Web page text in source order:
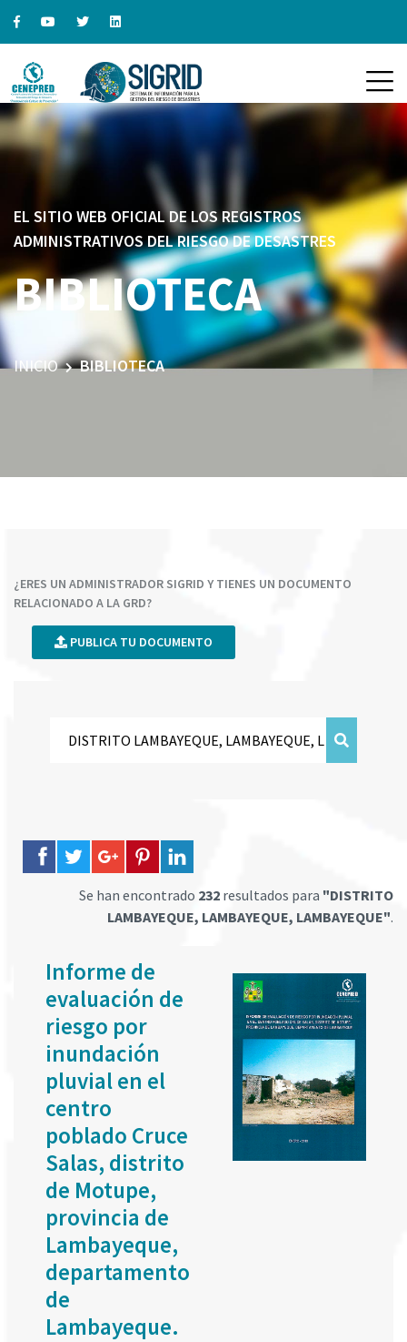
EL SITIO WEB OFICIAL DE LOS REGISTROS
ADMINISTRATIVOS DEL RIESGO DE DESASTRES
BIBLIOTECA
INICIO BIBLIOTECA
¿ERES UN ADMINISTRADOR SIGRID Y TIENES UN DOCUMENTO
RELACIONADO A LA GRD?
PUBLICA TU DOCUMENTO
Se han encontrado 232 resultados para "DISTRITO
LAMBAYEQUE, LAMBAYEQUE, LAMBAYEQUE".
Informe de
evaluación de
riesgo por
inundación
pluvial en el
centro
poblado Cruce
Salas, distrito
de Motupe,
provincia de
Lambayeque,
departamento
de
Lambayeque.